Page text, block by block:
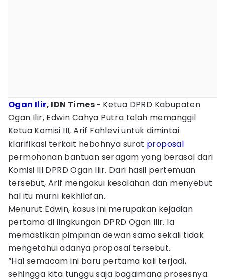
Ogan Ilir, IDN Times - Ketua DPRD Kabupaten
Ogan Ilir, Edwin Cahya Putra telah memanggil
Ketua Komisi III, Arif Fahlevi untuk dimintai
klarifikasi terkait hebohnya surat proposal
permohonan bantuan seragam yang berasal dari
Komisi III DPRD Ogan Ilir. Dari hasil pertemuan
tersebut, Arif mengakui kesalahan dan menyebut
hal itu murni kekhilafan.
Menurut Edwin, kasus ini merupakan kejadian
pertama di lingkungan DPRD Ogan Ilir. Ia
memastikan pimpinan dewan sama sekali tidak
mengetahui adanya proposal tersebut.
“Hal semacam ini baru pertama kali terjadi,
sehingga kita tunggu saja bagaimana prosesnya.